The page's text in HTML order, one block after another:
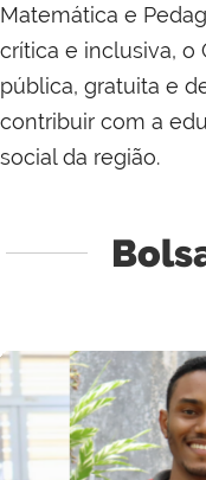
Matemática e
crítica e inclusiva, o
pública, gratuita e
contribuir com a
social da região.